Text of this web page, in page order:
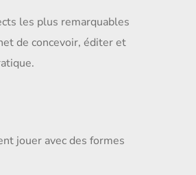
les plus remarquables
de concevoir, éditer et
jouer avec des formes